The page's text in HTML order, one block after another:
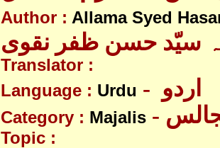
Author : Allama Syed
سیّد حسن ظفر نقوی
Translator :
Language : Urdu
Category : Majalis
Topic :